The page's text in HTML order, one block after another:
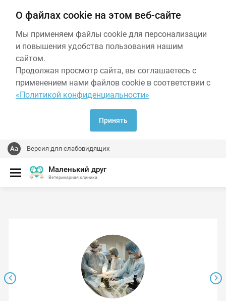
О файлах cookie на этом веб-сайте
Мы применяем файлы cookie для персонализации
и повышения удобства пользования нашим
сайтом.
Продолжая просмотр сайта, вы соглашаетесь с
применением нами файлов cookie в соответствии с
«Политикой конфиденциальности»
Принять
Версия для слабовидящих
Маленький друг
Ветеринарная клиника